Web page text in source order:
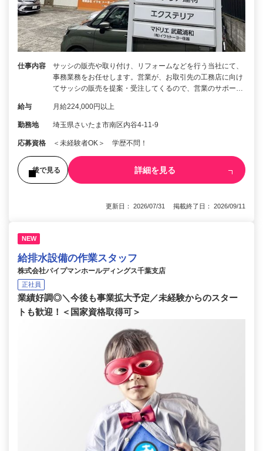
仕事内容
サッシの販売や取り付け、リフォームなどを行う当社にて、
事務業務をお任せします。営業が、お取引先の工務店に向け
てサッシの販売を提案・受注してくるので、営業のサポー…
給与 月給224,000円以上
勤務地 埼玉県さいたま市南区内谷4-11-9
応募資格 ＜未経験者OK＞ 学歴不問！
後で見る 詳細を見る
更新日： 2026/07/31 掲載終了日： 2026/09/11
NEW
給排水設備の作業スタッフ
株式会社パイプマンホールディングス千葉支店
正社員
業績好調◎＼今後も事業拡大予定／未経験からのスター
トも歓迎！＜国家資格取得可＞